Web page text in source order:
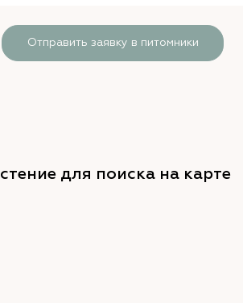
Отправить заявку в питомники
для поиска на карте